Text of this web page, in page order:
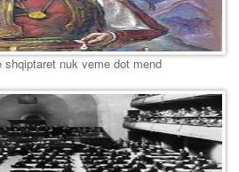
shqiptaret nuk veme dot mend